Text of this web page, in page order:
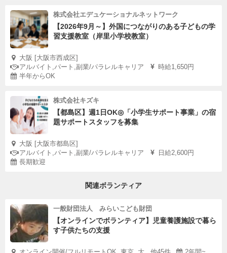
株式会社エデュケーショナルネットワーク
【2026年9月～】外国につながりのある子どもの学
習支援教室（岸里小学校教室）
大阪 [大阪市西成区]
アルバイト,パート,副業/パラレルキャリア
時給1,650円
半年からOK
株式会社キズキ
【都島区】週1日OK◎「小学生サポート事業」の宿
題サポートスタッフを募集
大阪 [大阪市都島区]
アルバイト,パート,副業/パラレルキャリア
日給2,600円
長期歓迎
関連ボランティア
一般財団法人 みらいこども財団
【オンラインでボランティア】児童養護施設で暮ら
す子供たちの支援